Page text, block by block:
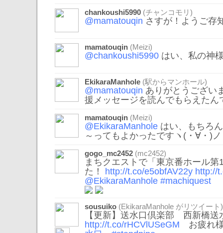
chankoushi5990 (チャンコモリ)
@mamatouqin さすが！ようご存
mamatouqin (Meizi)
@chankoushi5990 はい、私の神
EkikaraManhole (駅からマンホール)
@mamatouqin ありがとうござい
援メッセージを読んでもらえたん
mamatouqin (Meizi)
@EkikaraManhole はい、もちろ
～ってもよかったですヽ(・∀・)ノ
gogo_mc2452 (mc2452)
まちクエストで「東京番ホール
た！ http://t.co/e5obfAV22y http://
@EkikaraManhole #machiquest
sousuiko (EkikaraManhole がリツイート)
【更新】送水口倶楽部 西新橋
http://t.co/rHCVlUSeGM お疲れ